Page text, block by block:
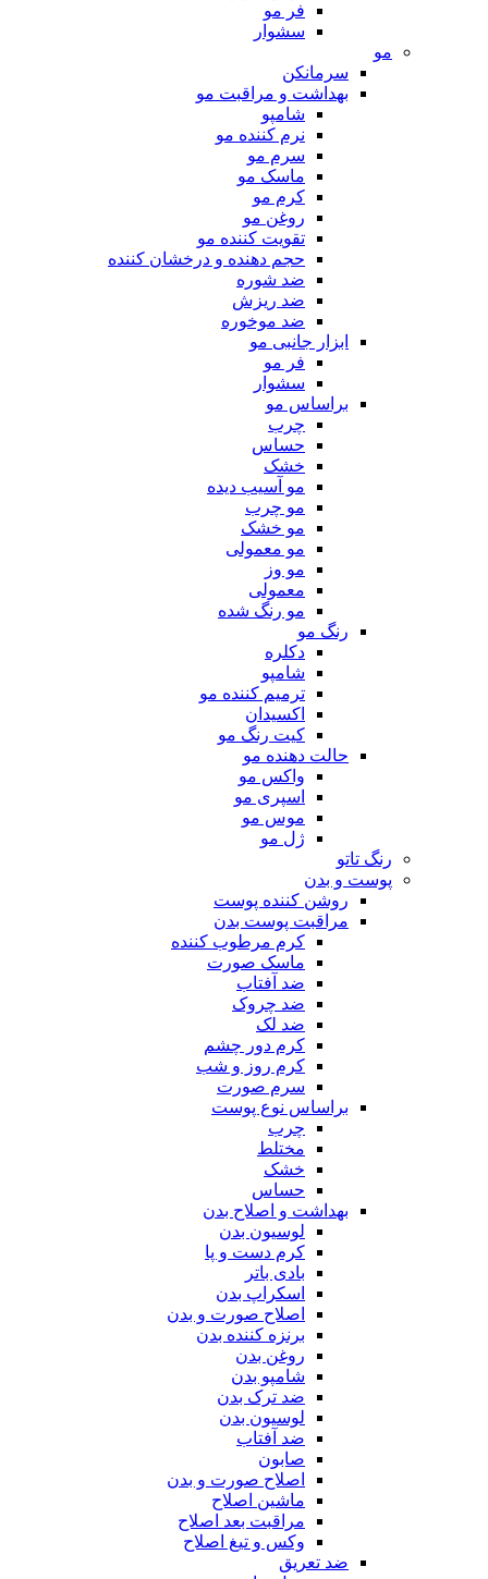
فر مو
سشوار
مو
سرمانکن
بهداشت و مراقبت مو
شامپو
نرم کننده مو
سرم مو
ماسک مو
کرم مو
روغن مو
تقویت کننده مو
حجم دهنده و درخشان کننده
ضد شوره
ضد ریزش
ضد موخوره
ابزار جانبی مو
فر مو
سشوار
براساس مو
چرب
حساس
خشک
مو آسیب دیده
مو چرب
مو خشک
مو معمولی
مو وز
معمولی
مو رنگ شده
رنگ مو
دکلره
شامپو
ترمیم کننده مو
اکسیدان
کیت رنگ مو
حالت دهنده مو
واکس مو
اسپری مو
موس مو
ژل مو
رنگ تاتو
پوست و بدن
روشن کننده پوست
مراقبت پوست بدن
کرم مرطوب کننده
ماسک صورت
ضد آفتاب
ضد چروک
ضد لک
کرم دور چشم
کرم روز و شب
سرم صورت
براساس نوع پوست
چرب
مختلط
خشک
حساس
بهداشت و اصلاح بدن
لوسیون بدن
کرم دست و پا
بادی باتر
اسکراپ بدن
اصلاح صورت و بدن
برنزه کننده بدن
روغن بدن
شامپو بدن
ضد ترک بدن
لوسیون بدن
ضد آفتاب
صابون
اصلاح صورت و بدن
ماشین اصلاح
مراقبت بعد اصلاح
وکس و تیغ اصلاح
ضد تعریق